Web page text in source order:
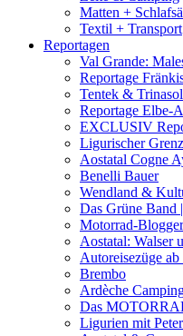
Matten +
Textil + Transport
Reportagen
Val Grande:
Reportage
Tentek &
Reportage Elbe-
EXCLUSIV
Ligurischer
Aostatal Cogne
Benelli Bauer
Wendland &
Das Grüne Band
Motorrad-Blogger
Aostatal: Walser
Autoreisezüge
Brembo
Ardèche
Das
Ligurien mit